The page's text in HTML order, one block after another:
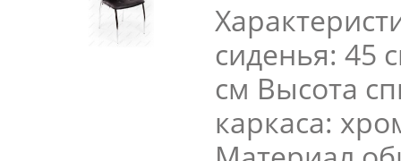
сиденья: 45
см Высота
каркаса: